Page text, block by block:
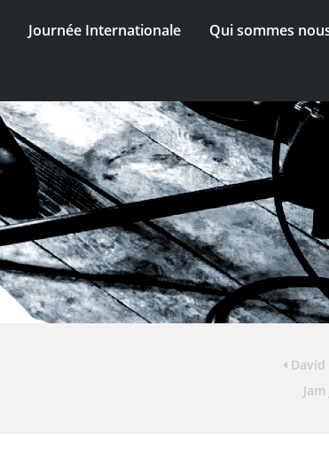
Journée Internationale Qui sommes
Jam